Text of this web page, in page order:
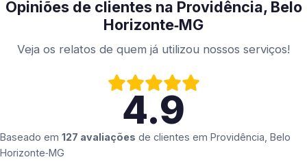
Opiniões de clientes na Providência, Belo
Horizonte‑MG
Veja os relatos de quem já utilizou nossos serviços!
4.9
Baseado em 127 avaliações de clientes em Providência, Belo
Horizonte‑MG